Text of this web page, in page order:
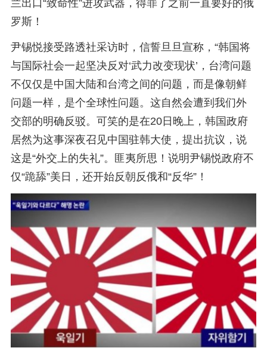
兰出口“致命性”进攻武器，得罪了之前一直要好的俄
罗斯！
尹锡悦接受路透社采访时，信誓旦旦宣称，“韩国将
与国际社会一起坚决反对‘武力改变现状’，台湾问题
不仅仅是中国大陆和台湾之间的问题，而是像朝鲜
问题一样，是个全球性问题。这自然会遭到我们外
交部的明确反驳。可笑的是在20日晚上，韩国政府
居然为这事深夜召见中国驻韩大使，提出抗议，说
这是“外交上的失礼”。匪夷所思！说明尹锡悦政府不
仅“跪舔”美日，还开始反朝反俄和“反华”！